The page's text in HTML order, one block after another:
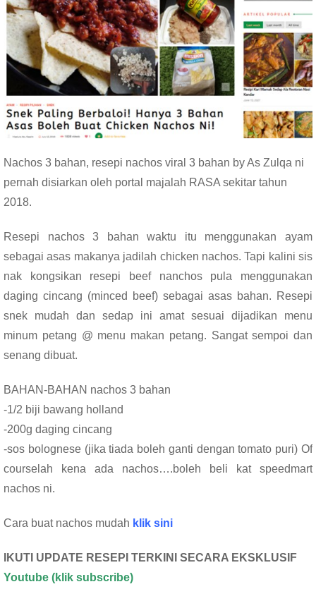
Nachos 3 bahan, resepi nachos viral 3 bahan by As Zulqa ni
pernah disiarkan oleh portal majalah RASA sekitar tahun
2018.
Resepi nachos 3 bahan waktu itu menggunakan ayam
sebagai asas makanya jadilah chicken nachos. Tapi kalini sis
nak kongsikan resepi beef nanchos pula menggunakan
daging cincang (minced beef) sebagai asas bahan. Resepi
snek mudah dan sedap ini amat sesuai dijadikan menu
minum petang @ menu makan petang. Sangat sempoi dan
senang dibuat.
BAHAN-BAHAN nachos 3 bahan
-1/2 biji bawang holland
-200g daging cincang
-sos bolognese (jika tiada boleh ganti dengan tomato puri) Of
courselah kena ada nachos….boleh beli kat speedmart
nachos ni.
Cara buat nachos mudah klik sini
IKUTI UPDATE RESEPI TERKINI SECARA EKSKLUSIF
Youtube (klik subscribe)